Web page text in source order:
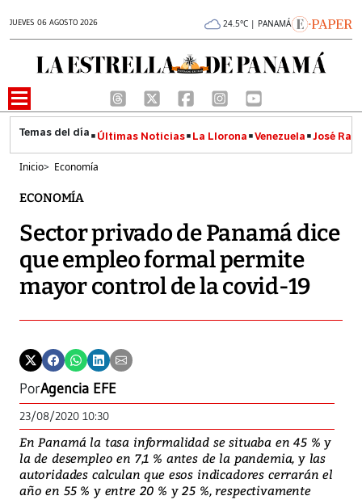
JUEVES 06 AGOSTO 2026 24.5°C | PANAMÁ
Últimas Noticias La Llorona Venezuela José
Inicio> Economía
ECONOMÍA
Sector privado de Panamá dice
que empleo formal permite
mayor control de la covid-19
PorAgencia EFE
23/08/2020 10:30
En Panamá la tasa informalidad se situaba en 45 % y
la de desempleo en 7,1 % antes de la pandemia, y las
autoridades calculan que esos indicadores cerrarán el
año en 55 % y entre 20 % y 25 %, respectivamente